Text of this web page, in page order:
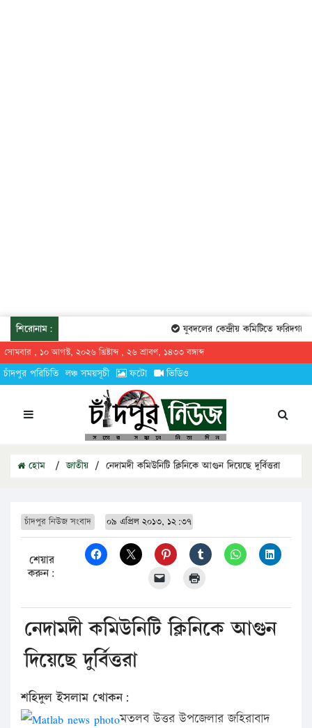
শিরোনাম: যুবদলের কেন্দ্রীয় কমিটিতে ফরিদগঞ্জের
সোমবার , ১০ আগস্ট, ২০২৬ খ্রিষ্টাব্দ , ২৬ শ্রাবণ, ১৪৩৩ বঙ্গাব্দ
চাঁদপুর পরিচিতি লঞ্চ সময়সূচী ফটো ভিডিও
হোম / জাতীয় / নেদামদী কমিউনিটি ক্লিনিকে আগুন দিয়েছে দুর্বিত্তরা
চাঁদপুর নিউজ সংবাদ ০৯ এপ্রিল ২০১৩, ১২:৩৭
শেয়ার
করুন:
নেদামদী কমিউনিটি ক্লিনিকে আগুন
দিয়েছে দুর্বিত্তরা
শহিদুল ইসলাম খোকন:
মতলব উত্তর উপজেলার জহিরাবাদ